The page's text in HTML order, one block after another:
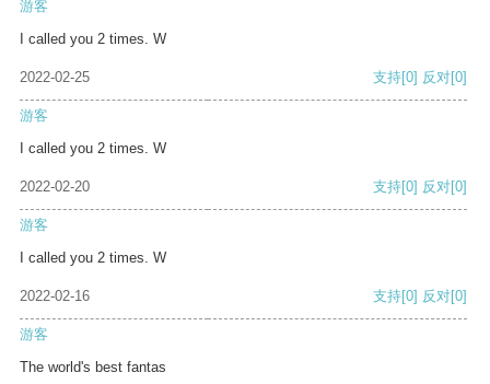
游客
I called you 2 times. W
2022-02-25 支持[0] 反对[0]
游客
I called you 2 times. W
2022-02-20 支持[0] 反对[0]
游客
I called you 2 times. W
2022-02-16 支持[0] 反对[0]
游客
The world's best fantas